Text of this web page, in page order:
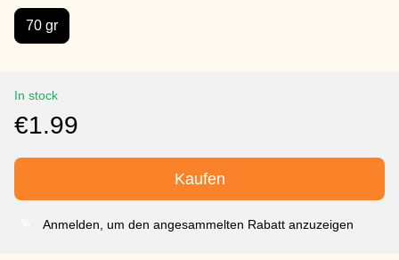
70 gr
In stock
€1.99
Kaufen
Anmelden, um den angesammelten Rabatt anzuzeigen